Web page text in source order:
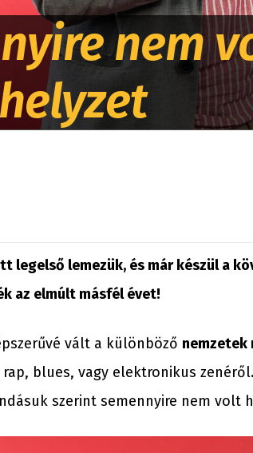
nem
legelső lemezük, és már készül a
az elmúlt másfél évet!
vált a különböző nemzetek
blues, vagy elektronikus
szerint semennyire nem volt